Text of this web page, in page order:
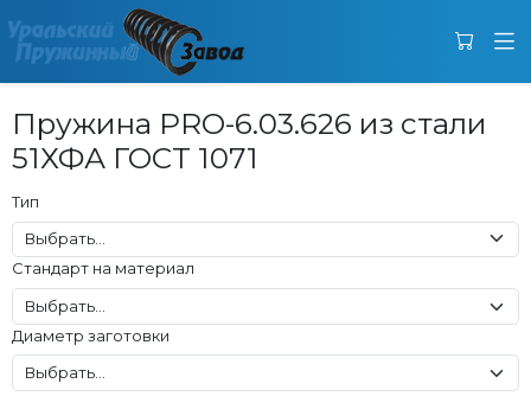
Пружина PRO-6.03.626 из стали
51ХФА ГОСТ 1071
Тип
Стандарт на материал
Диаметр заготовки